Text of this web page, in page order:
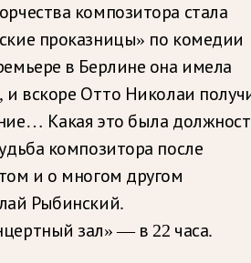
композитора стала
проказницы» по комедии
в Берлине она имела
и вскоре Отто Николаи
Какая это была
композитора после
и о многом другом
Рыбинский.
зал» — в 22 часа.